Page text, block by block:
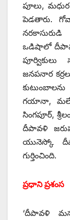
పూలు,
పెడతారు.
ఒడిషాలో
జనపనార
గయానా,
‌సింగపూర్‌,
దీపావళి
యునెస్కో
గుర్తించింది.
ప్రధాని ప్రశంస
‘దీపావళి